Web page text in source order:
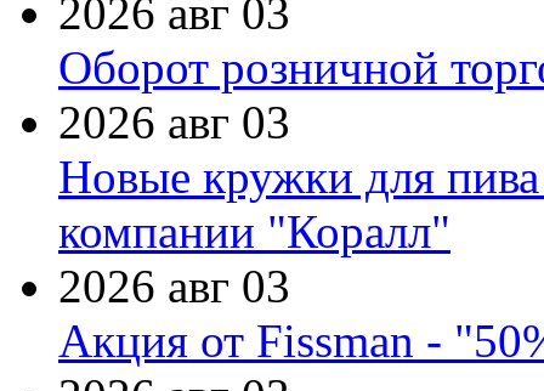
2026 авг 03
Оборот розничной
2026 авг 03
Новые кружки для
компании "Коралл"
2026 авг 03
Акция от Fissman -